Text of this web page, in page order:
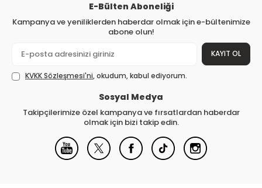
E-Bülten Aboneliği
Kampanya ve yeniliklerden haberdar olmak için e-bültenimize
abone olun!
KAYIT OL
KVKK Sözleşmesi'ni, okudum, kabul ediyorum.
Sosyal Medya
Takipçilerimize özel kampanya ve fırsatlardan haberdar
olmak için bizi takip edin.